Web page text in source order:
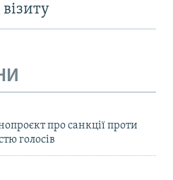
про санкції проти
голосів